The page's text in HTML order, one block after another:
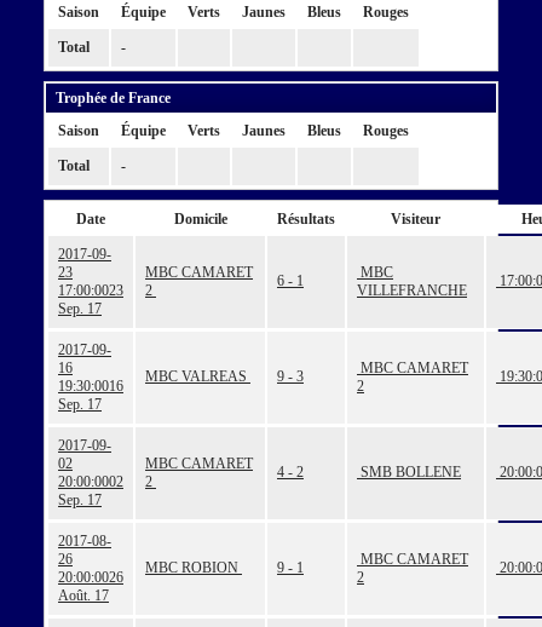
Saison
Équipe Verts Jaunes Bleus Rouges
Total -
Trophée de France
Saison
Équipe Verts Jaunes Bleus Rouges
Total -
Date Domicile Résultats Visiteur
2017-09-
23
17:00:0023
Sep. 17
MBC CAMARET
2
6 - 1
MBC
VILLEFRANCHE
2017-09-
16
19:30:0016
Sep. 17
MBC VALREAS 9 - 3
MBC CAMARET
2
2017-09-
02
20:00:0002
Sep. 17
MBC CAMARET
2
4 - 2 SMB BOLLENE
2017-08-
26
20:00:0026
Août. 17
MBC ROBION 9 - 1
MBC CAMARET
2